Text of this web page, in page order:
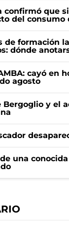
confirmó que
del consumo
de formación
dónde
cayó en
agosto
Bergoglio y el
una